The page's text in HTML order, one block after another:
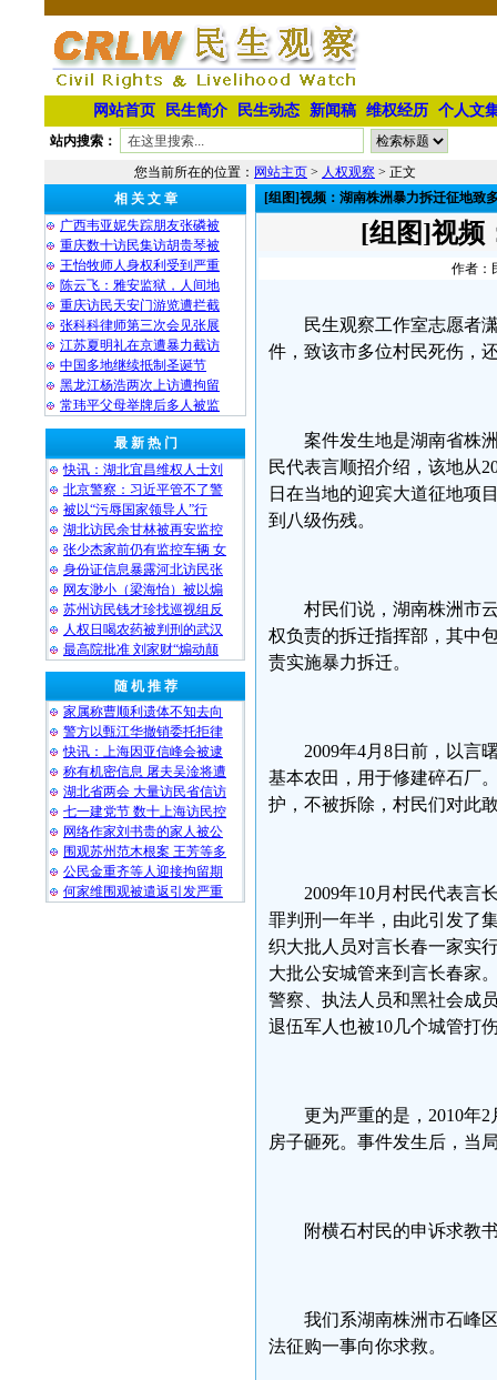
网站首页 民生简介 民生动态 新闻稿 维权经历 个人文
站内搜索：
您当前所在的位置： 网站主页 > 人权观察 > 正文
相 关 文 章
广西韦亚妮失踪朋友张磷被
重庆数十访民集访胡贵琴被
王怡牧师人身权利受到严重
陈云飞：雅安监狱，人间地
重庆访民天安门游览遭拦截
张科科律师第三次会见张展
江苏夏明礼在京遭暴力截访
中国多地继续抵制圣诞节
黑龙江杨浩两次上访遭拘留
常玮平父母举牌后多人被监
最 新 热 门
快讯：湖北宜昌维权人士刘
北京警察：习近平管不了警
被以“污辱国家领导人”行
湖北访民余甘林被再安监控
张少杰家前仍有监控车辆 女
身份证信息暴露河北访民张
网友渺小（梁海怡）被以煽
苏州访民钱才珍找巡视组反
人权日喝农药被判刑的武汉
最高院批准 刘家财“煽动颠
随 机 推 荐
家属称曹顺利遗体不知去向
警方以甄江华撤销委托拒律
快讯：上海因亚信峰会被逮
称有机密信息 屠夫吴淦将遭
湖北省两会 大量访民省信访
七一建党节 数十上海访民控
网络作家刘书贵的家人被公
围观苏州范木根案 王芳等多
公民金重齐等人迎接拘留期
何家维围观被遣返引发严重
[组图]视频：湖南株洲暴力拆迁征地致
[组图]视频
作者：
民生观察工作室志愿者
件，致该市多位村民死伤，
案件发生地是湖南省株
民代表言顺招介绍，该地从
日在当地的迎宾大道征地项
到八级伤残。
村民们说，湖南株洲市
权负责的拆迁指挥部，其中
责实施暴力拆迁。
2009年4月8日前，以言
基本农田，用于修建碎石厂
护，不被拆除，村民们对此
2009年10月村民代表言
罪判刑一年半，由此引发了
织大批人员对言长春一家实
大批公安城管来到言长春家
警察、执法人员和黑社会成
退伍军人也被10几个城管打
更为严重的是，2010年
房子砸死。事件发生后，当
附横石村民的申诉求教
我们系湖南株洲市石峰
法征购一事向你求救。